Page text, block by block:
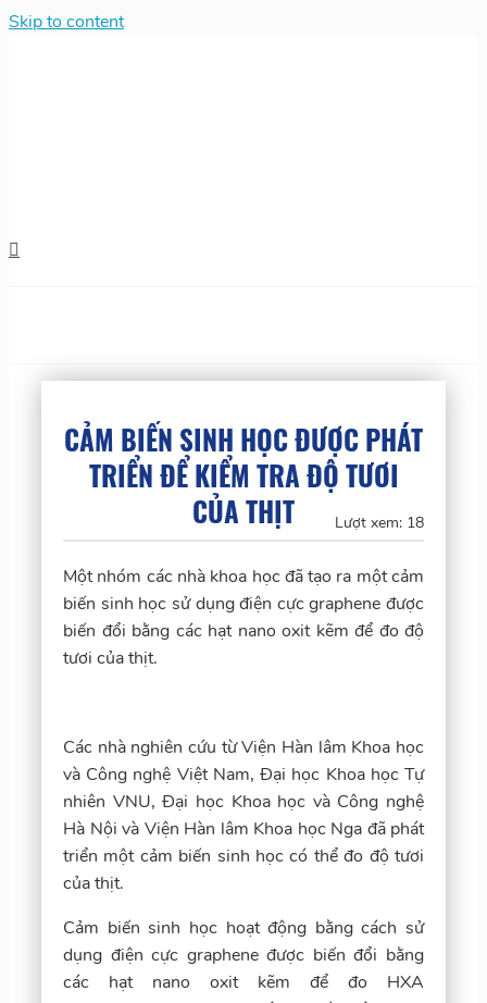
Skip to content
CẢM BIẾN SINH HỌC ĐƯỢC PHÁT
TRIỂN ĐỂ KIỂM TRA ĐỘ TƯƠI
CỦA THỊT
Lượt xem: 18
Một nhóm các nhà khoa học đã tạo ra một cảm
biến sinh học sử dụng điện cực graphene được
biến đổi bằng các hạt nano oxit kẽm để đo độ
tươi của thịt.
Các nhà nghiên cứu từ Viện Hàn lâm Khoa học
và Công nghệ Việt Nam, Đại học Khoa học Tự
nhiên VNU, Đại học Khoa học và Công nghệ
Hà Nội và Viện Hàn lâm Khoa học Nga đã phát
triển một cảm biến sinh học có thể đo độ tươi
của thịt.
Cảm biến sinh học hoạt động bằng cách sử
dụng điện cực graphene được biến đổi bằng
các hạt nano oxit kẽm để đo HXA